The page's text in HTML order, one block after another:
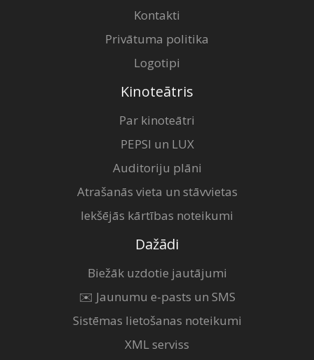
Kontakti
Privātuma politika
Logotipi
Kinoteātris
Par kinoteātri
PEPSI un LUX
Auditoriju plāni
Atrašanās vieta un stāvvietas
Iekšējās kārtības noteikumi
Dažādi
Biežāk uzdotie jautājumi
✉️ Jaunumu e-pasts un SMS
Sistēmas lietošanas noteikumi
XML serviss